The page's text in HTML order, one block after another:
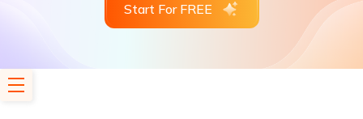
Start For FREE